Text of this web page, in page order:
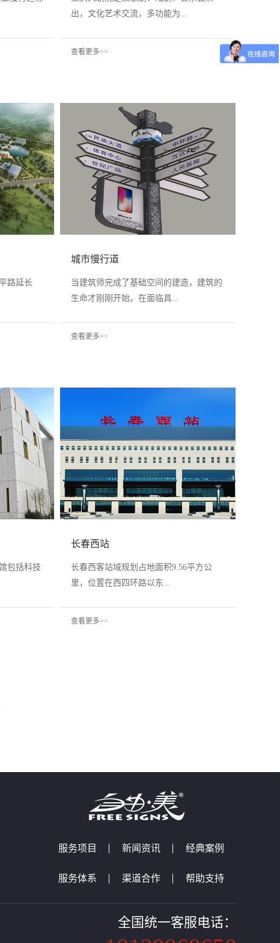
出，文化艺术交流，多功能为...
查看更多>>
路延长
城市慢行道
当建筑师完成了基础空间的建造，建筑的
生命才刚刚开始。在面临具...
查看更多>>
包括科技
长春西站
长春西客站域规划占地面积9.56平方公
里，位置在西四环路以东...
查看更多>>
服务项目 新闻资讯 经典案例
服务体系 渠道合作 帮助支持
全国统一客服电话：